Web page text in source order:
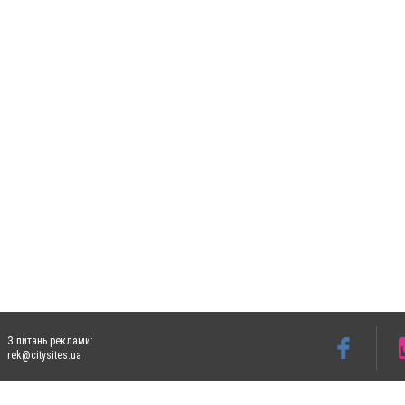
З питань реклами:
rek@citysites.ua